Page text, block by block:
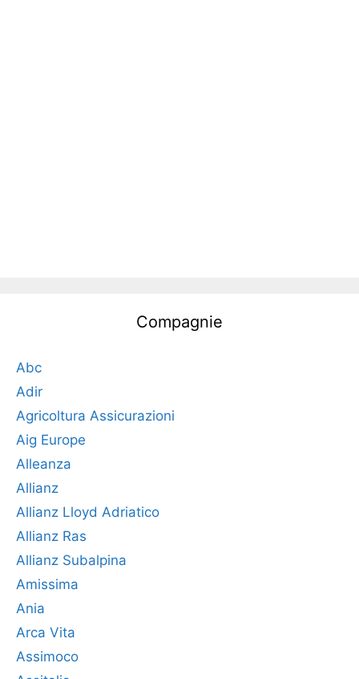
Compagnie
Abc
Adir
Agricoltura Assicurazioni
Aig Europe
Alleanza
Allianz
Allianz Lloyd Adriatico
Allianz Ras
Allianz Subalpina
Amissima
Ania
Arca Vita
Assimoco